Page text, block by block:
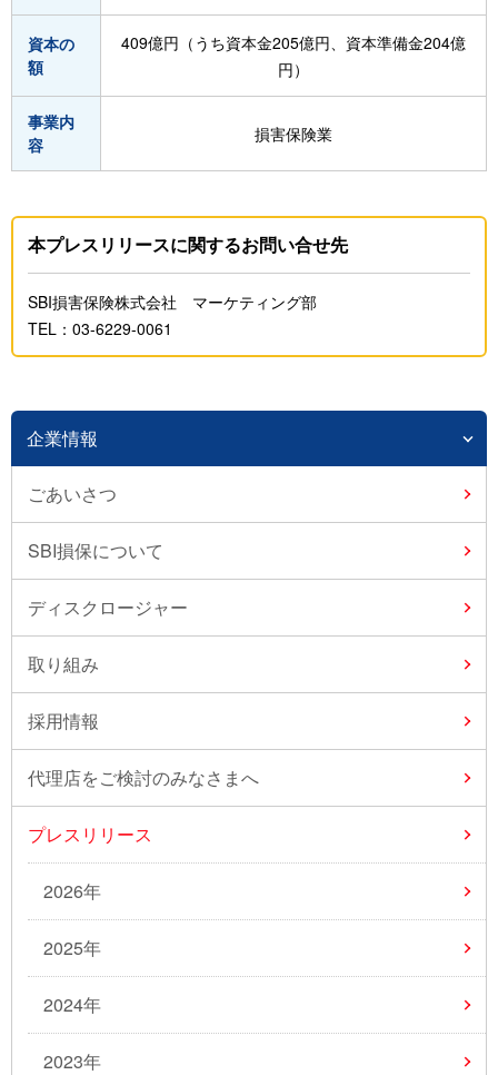
資本の
額
409億円（うち資本金205億円、資本準備金204億
円）
事業内
容
損害保険業
本プレスリリースに関するお問い合せ先
SBI損害保険株式会社 マーケティング部
TEL：03-6229-0061
企業情報
ごあいさつ
SBI損保について
ディスクロージャー
取り組み
採用情報
代理店をご検討のみなさまへ
プレスリリース
2026年
2025年
2024年
2023年